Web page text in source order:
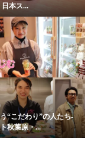
本ス...
“こだわり”の人たち-
秋葉原・...